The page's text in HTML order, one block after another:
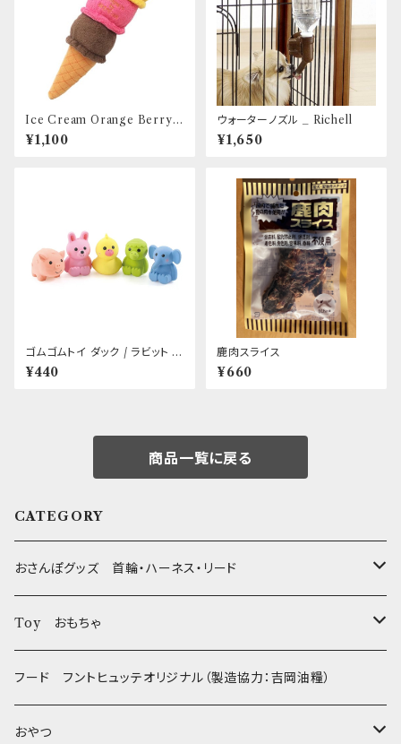
Ice Cream Orange Berry
Choco アイスクリーム オレ
ンジベリーチョコレート LOV
¥1,100
ウォーターノズル _ Richell
¥1,650
ゴムゴムトイ ダック / ラビット /
ピッグ / エレファント / カッパ
¥440
鹿肉スライス
¥660
商品一覧に戻る
CATEGORY
おさんぽグッズ 首輪・ハーネス・リード
フントヒュッテオリジナル Gold
Sサイズ(テープ幅1.5cm) _ 首輪&リードセット
Sサイズ(テープ幅1.5cm) _ ハーネス&リードセット
フントヒュッテオリジナル Silver(販売終了)
Collar & Leash - XS（超小型犬・幼犬用）
フントヒュッテオリジナル Woven
Toy おもちゃ
たまごちゃん
BESTEVER / ベストエバー
フード フントヒュッテオリジナル（製造協力：吉岡油糧）
おやつ